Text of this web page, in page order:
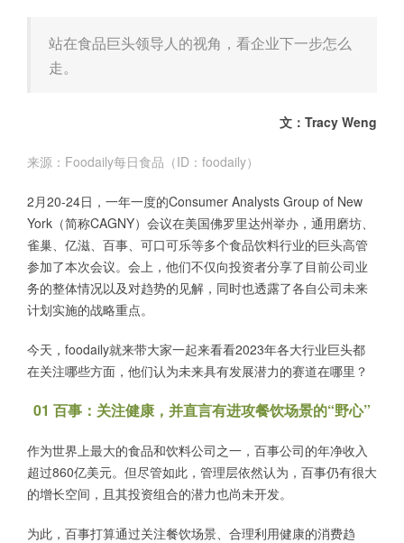
站在食品巨头领导人的视角，看企业下一步怎么
走。
文：Tracy Weng
来源：Foodaily每日食品（ID：foodaily）
2月20-24日，一年一度的Consumer Analysts Group of New
York（简称CAGNY）会议在美国佛罗里达州举办，通用磨坊、
雀巢、亿滋、百事、可口可乐等多个食品饮料行业的巨头高管
参加了本次会议。会上，他们不仅向投资者分享了目前公司业
务的整体情况以及对趋势的见解，同时也透露了各自公司未来
计划实施的战略重点。
今天，foodaily就来带大家一起来看看2023年各大行业巨头都
在关注哪些方面，他们认为未来具有发展潜力的赛道在哪里？
01 百事：关注健康，并直言有进攻餐饮场景的“野心”
作为世界上最大的食品和饮料公司之一，百事公司的年净收入
超过860亿美元。但尽管如此，管理层依然认为，百事仍有很大
的增长空间，且其投资组合的潜力也尚未开发。
为此，百事打算通过关注餐饮场景、合理利用健康的消费趋